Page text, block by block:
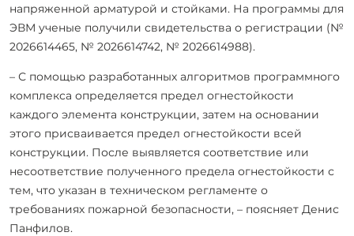
напряженной арматурой и стойками. На программы для
ЭВМ ученые получили свидетельства о регистрации (№
2026614465, № 2026614742, № 2026614988).
– С помощью разработанных алгоритмов программного
комплекса определяется предел огнестойкости
каждого элемента конструкции, затем на основании
этого присваивается предел огнестойкости всей
конструкции. После выявляется соответствие или
несоответствие полученного предела огнестойкости с
тем, что указан в техническом регламенте о
требованиях пожарной безопасности, – поясняет Денис
Панфилов.